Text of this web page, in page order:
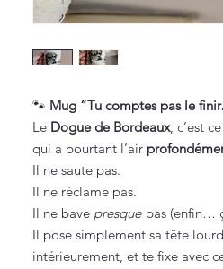
🐾 Mug “Tu comptes pas le
Le Dogue de Bordeaux, c’est
qui a pourtant l’air
Il ne saute pas.
Il ne réclame pas.
Il ne bave presque pas (enfin…
Il pose simplement sa tête
intérieurement, et te fixe avec